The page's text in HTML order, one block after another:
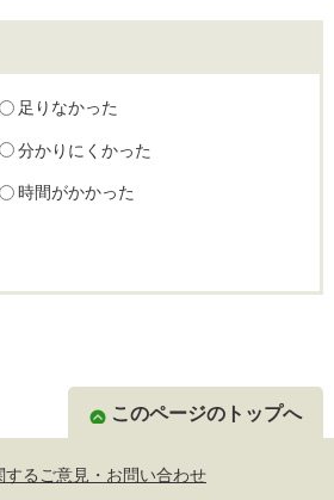
足りなかった
分かりにくかった
時間がかかった
このページのトップへ
するご意見・お問い合わせ